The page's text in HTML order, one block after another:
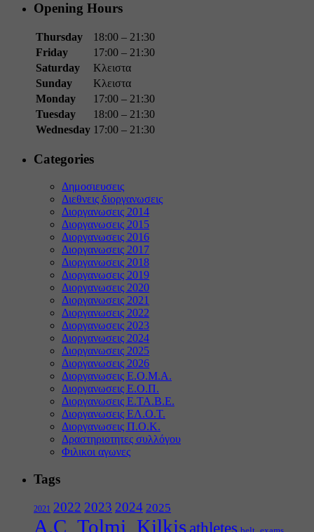
Opening Hours
Thursday
18:00 – 21:30
Friday
17:00 – 21:30
Saturday
Κλειστα
Sunday
Κλειστα
Monday
17:00 – 21:30
Tuesday
18:00 – 21:30
Wednesday 17:00 – 21:30
Categories
Δημοσιευσεις
Διεθνεις διοργανωσεις
Διοργανωσεις 2014
Διοργανωσεις 2015
Διοργανωσεις 2016
Διοργανωσεις 2017
Διοργανωσεις 2018
Διοργανωσεις 2019
Διοργανωσεις 2020
Διοργανωσεις 2021
Διοργανωσεις 2022
Διοργανωσεις 2023
Διοργανωσεις 2024
Διοργανωσεις 2025
Διοργανωσεις 2026
Διοργανωσεις Ε.Ο.Μ.Α.
Διοργανωσεις Ε.Ο.Π.
Διοργανωσεις Ε.ΤΑ.Β.Ε.
Διοργανωσεις ΕΛ.Ο.Τ.
Διοργανωσεις Π.Ο.Κ.
Δραστηριοτητες συλλόγου
Φιλικοι αγωνες
Tags
2021 2022 2023 2024 2025
A.C_Tolmi_Kilkis athletes